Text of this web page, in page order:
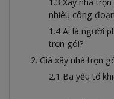
nhiêu công
1.4 Ai là người
trọn gói?
2. Giá xây nhà trọn
2.1 Ba yếu tố